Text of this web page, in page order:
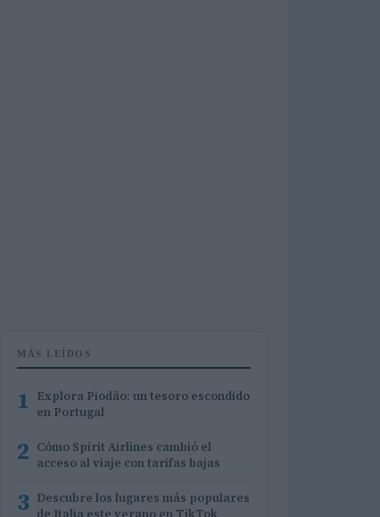
MÁS LEÍDOS
1 Explora Piodão: un tesoro escondido
en Portugal
2 Cómo Spirit Airlines cambió el
acceso al viaje con tarifas bajas
3 Descubre los lugares más populares
de Italia este verano en TikTok